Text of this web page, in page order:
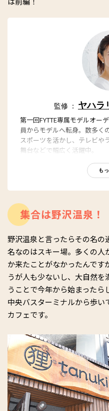
監修 ： ヤハラ
第一回FYTTE専属モデルオー
員からモデルへ転身。数多く
スポーツを活かし、テレビや
舞台などで幅広く活躍中。
・ヤハラリカオフィシャルサ
https://
・YouTube：
https://www.youtube.com/
mF-7VNy3og
も
集合は野沢温泉！
野沢温泉と言ったらその名の
名なのはスキー場。多くの人
か来たことがなかったんです
うが人も少ないし、大自然
うことで今年から始まったら
中央バスターミナルから歩
カフェです。